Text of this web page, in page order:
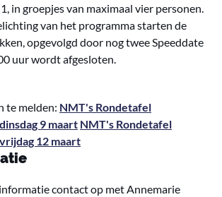
in groepjes van maximaal vier personen.
van het programma starten de
opgevolgd door nog twee Speeddate
uur wordt afgesloten.
te melden: NMT's Rondetafel
9 maart NMT's Rondetafel
12 maart
contact op met Annemarie